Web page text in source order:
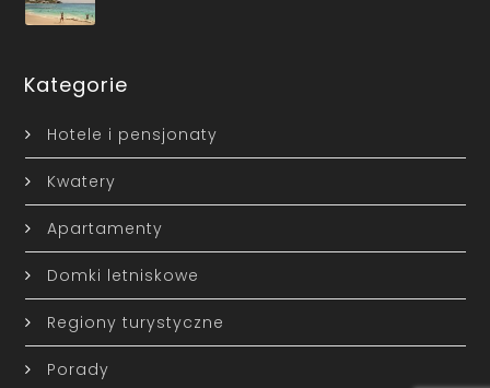
Kategorie
Hotele i pensjonaty
Kwatery
Apartamenty
Domki letniskowe
Regiony turystyczne
Porady